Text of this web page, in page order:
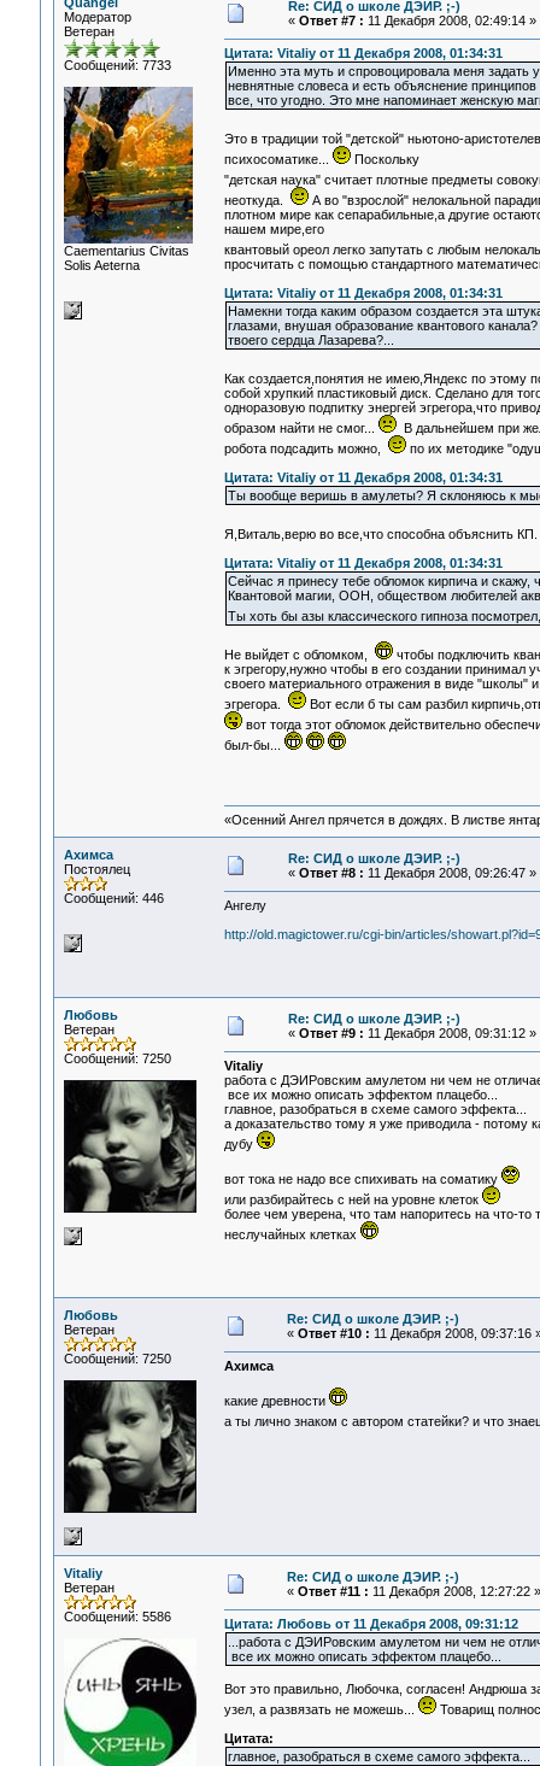
Модератор
Ветеран
Сообщений: 7733
Сaementarius Civitas
Solis Aeterna
Re: СИД о школе ДЭИР. ;-)
« Ответ #7 : 11 Декабря 2008, 02:49:14 »
Цитата: Vitaliy от 11 Декабря 2008, 01:34:31
Именно эта муть и спровоцировала меня задать
невнятные словеса и есть объяснение
все, что угодно. Это мне напоминает женскую
Это в традиции той "детской" ньютоно-
психосоматике...
Поскольку
"детская наука" считает плотные предметы
неоткуда.
А во "взрослой" нелокальной
плотном мире как сепарабильные,а другие
нашем мире,его
квантовый ореол легко запутать с любым
просчитать с помощью стандартного
Цитата: Vitaliy от 11 Декабря 2008, 01:34:31
Намекни тогда каким образом создается эта
глазами, внушая образование квантового
твоего сердца Лазарева?...
Как создается,понятия не имею,Яндекс по этому
собой хрупкий пластиковый диск. Сделано для
одноразовую подпитку энергей эгрегора,что
образом найти не смог...
В дальнейшем при
робота подсадить можно,
по их методике
Цитата: Vitaliy от 11 Декабря 2008, 01:34:31
Ты вообще веришь в амулеты? Я склоняюсь к
Я,Виталь,верю во все,что способна объяснить
Цитата: Vitaliy от 11 Декабря 2008, 01:34:31
Сейчас я принесу тебе обломок кирпича и скажу,
Квантовой магии, ООН, обществом любителей
Ты хоть бы азы классического гипноза
Не выйдет с обломком,
чтобы подключить
к эгрегору,нужно чтобы в его создании принимал
своего материального отражения в виде
эгрегора.
Вот если б ты сам разбил
вот тогда этот обломок действительно
был-бы...
«Осенний Ангел прячется в дождях. В листве
Ахимса
Постоялец
Сообщений: 446
Re: СИД о школе ДЭИР. ;-)
« Ответ #8 : 11 Декабря 2008, 09:26:47 »
Ангелу
http://old.magictower.ru/cgi-bin/articles/
Любовь
Ветеран
Сообщений: 7250
Re: СИД о школе ДЭИР. ;-)
« Ответ #9 : 11 Декабря 2008, 09:31:12 »
Vitaliy
работа с ДЭИРовским амулетом ни чем не
все их можно описать эффектом плацебо...
главное, разобраться в схеме самого эффекта...
а доказательство тому я уже приводила - потому
дубу
вот тока не надо все спихивать на соматику
или разбирайтесь с ней на уровне клеток
более чем уверена, что там напоритесь на что-
неслучайных клетках
Любовь
Ветеран
Сообщений: 7250
Re: СИД о школе ДЭИР. ;-)
« Ответ #10 : 11 Декабря 2008, 09:37:16
Ахимса
какие древности
а ты лично знаком с автором статейки? и что
Vitaliy
Ветеран
Сообщений: 5586
Re: СИД о школе ДЭИР. ;-)
« Ответ #11 : 11 Декабря 2008, 12:27:22 »
Цитата: Любовь от 11 Декабря 2008, 09:31:12
...работа с ДЭИРовским амулетом ни чем не
все их можно описать эффектом плацебо...
Вот это правильно, Любочка, согласен! Андрюша
узел, а развязать не можешь...
Товарищ
Цитата:
главное, разобраться в схеме самого эффекта...